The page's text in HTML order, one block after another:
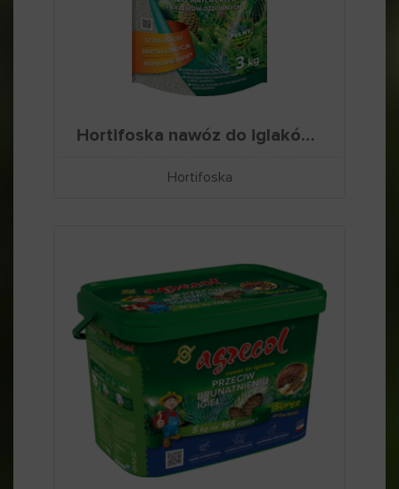
Hortifoska nawóz do iglaków oraz innych drzew i krzewów ozdobnych
Hortifoska